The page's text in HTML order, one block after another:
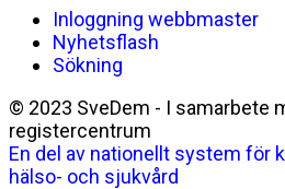
Inloggning webbmaster
Nyhetsflash
Sökning
© 2023 SveDem - I samarbete
registercentrum
En del av nationellt system för
hälso- och sjukvård